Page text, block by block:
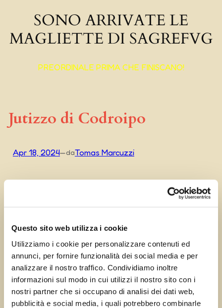
Questo sito web utilizza i cookie
Utilizziamo i cookie per personalizzare contenuti ed
annunci, per fornire funzionalità dei social media e per
analizzare il nostro traffico. Condividiamo inoltre
informazioni sul modo in cui utilizzi il nostro sito con i
nostri partner che si occupano di analisi dei dati web,
pubblicità e social media, i quali potrebbero combinarle
SONO ARRIVATE LE
MAGLIETTE DI SAGREFVG
PREORDINALE PRIMA CHE FINISCANO!
Jutizzo di Codroipo
Apr 18, 2024—daTomas Marcuzzi
Precedente:
Campolessi